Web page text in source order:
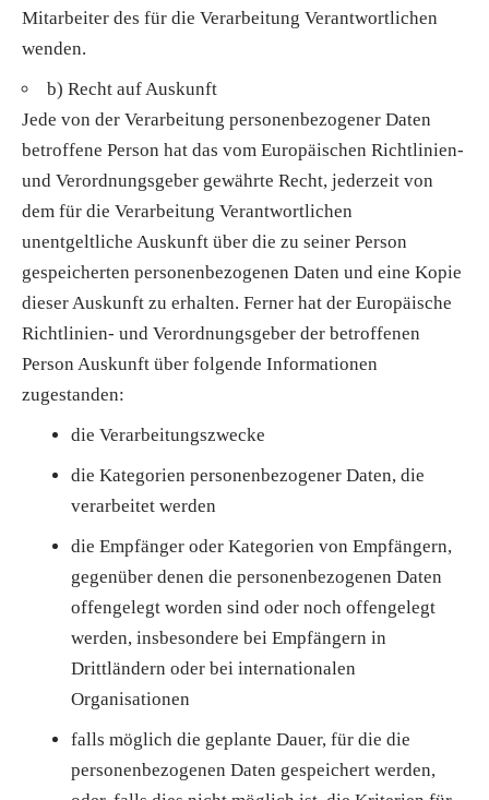
Mitarbeiter des für die Verarbeitung Verantwortlichen
wenden.
b) Recht auf Auskunft
Jede von der Verarbeitung personenbezogener Daten
betroffene Person hat das vom Europäischen Richtlinien-
und Verordnungsgeber gewährte Recht, jederzeit von
dem für die Verarbeitung Verantwortlichen
unentgeltliche Auskunft über die zu seiner Person
gespeicherten personenbezogenen Daten und eine Kopie
dieser Auskunft zu erhalten. Ferner hat der Europäische
Richtlinien- und Verordnungsgeber der betroffenen
Person Auskunft über folgende Informationen
zugestanden:
die Verarbeitungszwecke
die Kategorien personenbezogener Daten, die
verarbeitet werden
die Empfänger oder Kategorien von Empfängern,
gegenüber denen die personenbezogenen Daten
offengelegt worden sind oder noch offengelegt
werden, insbesondere bei Empfängern in
Drittländern oder bei internationalen
Organisationen
falls möglich die geplante Dauer, für die die
personenbezogenen Daten gespeichert werden,